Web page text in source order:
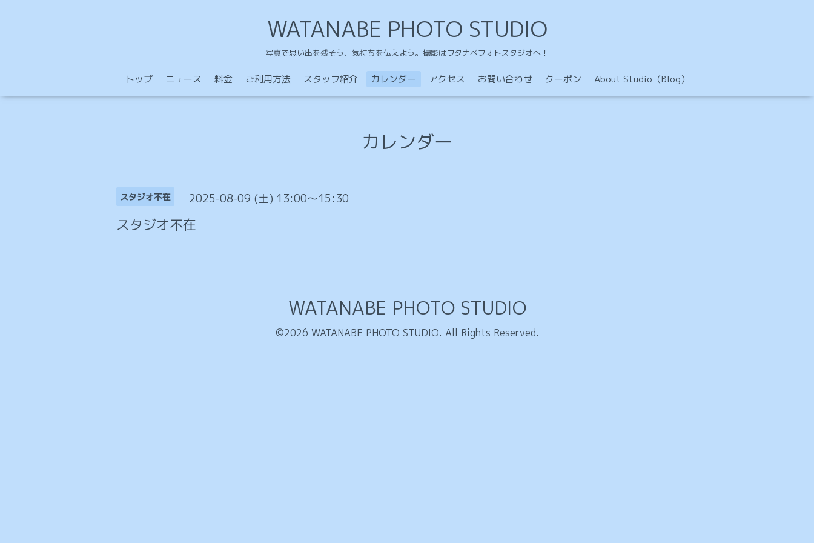
WATANABE PHOTO STUDIO
写真で思い出を残そう、気持ちを伝えよう。撮影はワタナベフォトスタジオへ！
トップ ニュース 料金 ご利用方法 スタッフ紹介 カレンダー アクセス お問い合わせ クーポン About Studio（Blog）
カレンダー
スタジオ不在 2025-08-09 (土) 13:00～15:30
スタジオ不在
WATANABE PHOTO STUDIO
©2026 WATANABE PHOTO STUDIO. All Rights Reserved.